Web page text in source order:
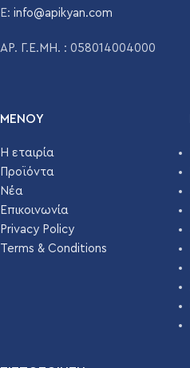
E: info@apikyan.com
ΑΡ. Γ.Ε.ΜΗ. : 058014004000
ΜΕΝΟΥ
Η εταιρία
Προϊόντα
Νέα
Επικοινωνία
Privacy Policy
Terms & Conditions